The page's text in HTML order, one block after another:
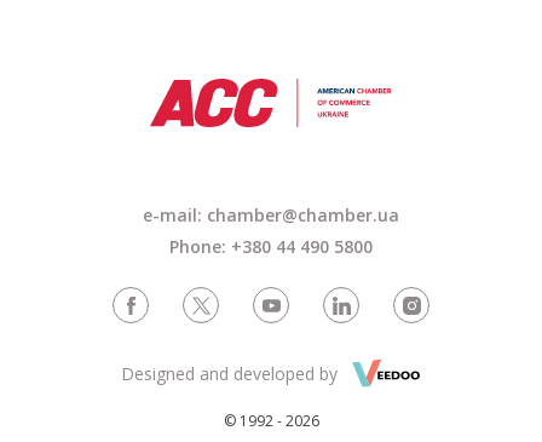
e-mail: chamber@chamber.ua
Phone: +380 44 490 5800
© 1992 - 2026
Designed and developed by